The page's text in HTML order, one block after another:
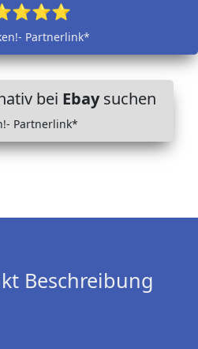
Partnerlink*
bei Ebaysuchen
Partnerlink*
Beschreibung